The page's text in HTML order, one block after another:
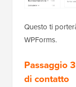
Questo ti
WPForms.
Passaggio
di contatto